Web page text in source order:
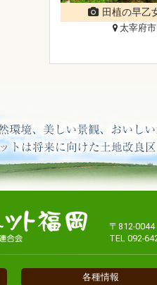
田植の早乙
太宰府市
〒812-
TEL 092-
各種情報